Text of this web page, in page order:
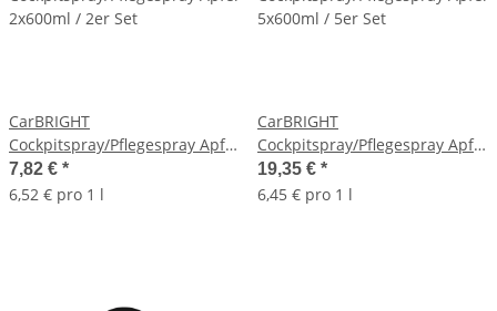
CarBRIGHT
Cockpitspray/Pflegespray Apfel
2x600ml / 2er Set
7,82 € *
6,52 € pro 1 l
CarBRIGHT
Cockpitspray/Pflegespray Apfel
5x600ml / 5er Set
19,35 € *
6,45 € pro 1 l